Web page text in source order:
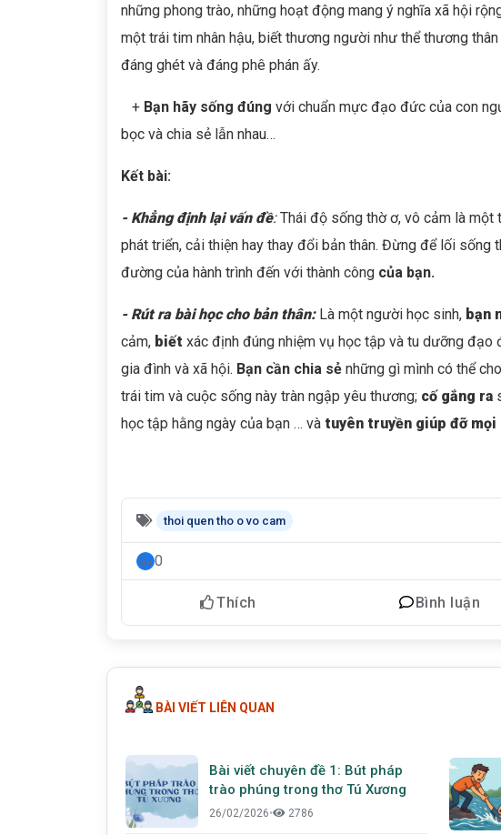
những phong trào, những hoạt động mang ý nghĩa xã hội
một trái tim nhân hậu, biết thương người như thể thương thân
đáng ghét và đáng phê phán ấy.
+ Bạn hãy sống đúng với chuẩn mực đạo đức của con
bọc và chia sẻ lẫn nhau…
Kết bài:
- Khẳng định lại vấn đề:Thái độ sống thờ ơ, vô cảm là một
phát triển, cải thiện hay thay đổi bản thân. Đừng để lối sống
đường của hành trình đến với thành công của bạn.
- Rút ra bài học cho bản thân:Là một người học sinh, bạn
cảm, biết xác định đúng nhiệm vụ học tập và tu dưỡng đạo
gia đình và xã hội. Bạn cần chia sẻ những gì mình có thể
trái tim và cuộc sống này tràn ngập yêu thương; cố gắng ra
học tập hằng ngày của bạn … và tuyên truyền giúp đỡ
thoi quen tho o vo cam
0
Thích Bình luận
BÀI VIẾT LIÊN QUAN
Bài viết chuyên đề 1: Bút pháp
trào phúng trong thơ Tú Xương
26/02/2026• 2786